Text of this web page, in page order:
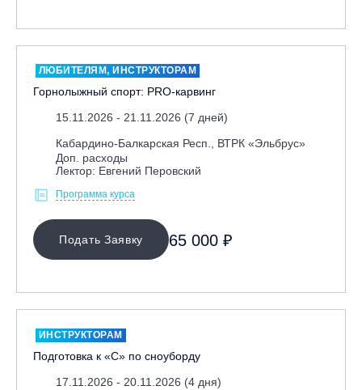
ЛЮБИТЕЛЯМ, ИНСТРУКТОРАМ
Горнолыжный спорт: PRO-карвинг
15.11.2026 - 21.11.2026 (7 дней)
Кабардино-Балкарская Респ., ВТРК «Эльбрус»
Доп. расходы
Лектор: Евгений Перовский
Программа курса
Подать Заявку 65 000 ₽
ИНСТРУКТОРАМ
Подготовка к «С» по сноуборду
17.11.2026 - 20.11.2026 (4 дня)